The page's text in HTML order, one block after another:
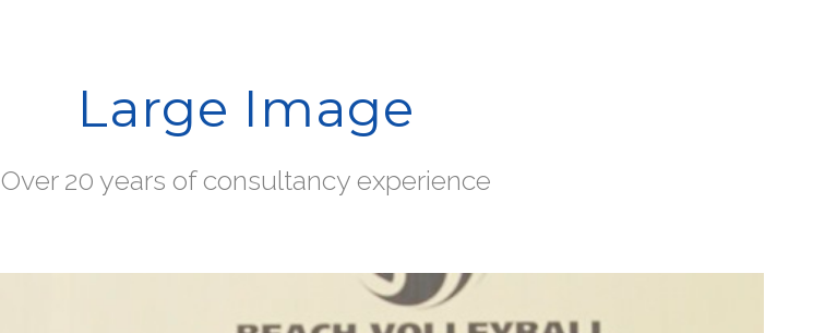
Large Image
Over 20 years of consultancy experience